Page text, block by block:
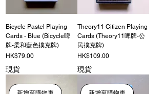
Bicycle Pastel Playing
Cards - Blue (Bicycle啤
牌-柔和藍色撲克牌)
價格
HK$79.00
現貨
Theory11 Citizen Playing
Cards (Theory11啤牌-公
民撲克牌)
價格
HK$109.00
現貨